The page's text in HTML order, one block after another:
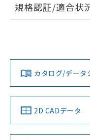
ロ
ダウンロードデータを
みください。
ソフトウェアの使用条件
EU RoHS 注意事項
対応済み
中国 RoHS 注意事
規格認証/適合状
カタログ/データ
2D CADデータ
欄に対応日を
既に当社にて